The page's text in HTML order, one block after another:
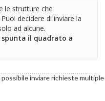
le strutture che
decidere di inviare la
ad alcune.
il quadrato a
possibile inviare richieste multiple